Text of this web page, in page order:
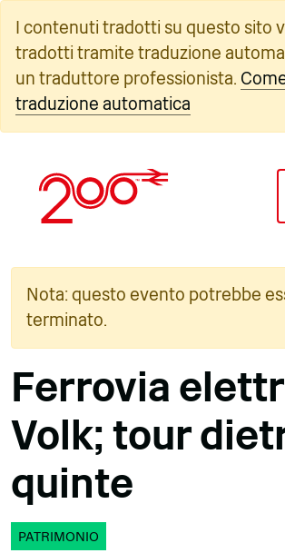
contenuto
I contenuti tradotti su questo sito
tradotti tramite traduzione
un traduttore professionista.
traduzione automatica
Nota: questo evento potrebbe
terminato.
Ferrovia
Volk; tour
quinte
PATRIMONIO